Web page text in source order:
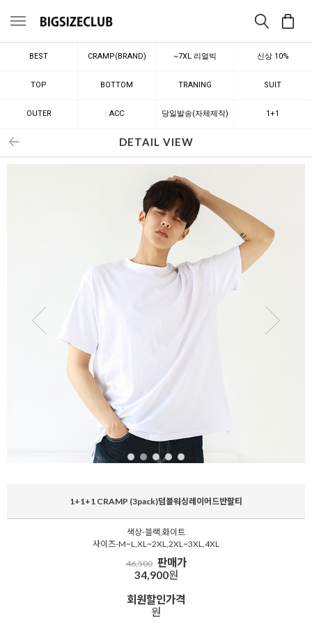
메뉴
BEST CRAMP(BRAND) ~7XL 리얼빅 신상 10%
TOP BOTTOM TRANING SUIT
OUTER ACC 당일발송(자체제작) 1+1
DETAIL VIEW
1+1+1 CRAMP (3pack)덤블워싱레이어드반팔티
색상-블랙,화이트
사이즈-M~L,XL~2XL,2XL~3XL,4XL
46,500 판매가
34,900원
회원할인가격
원